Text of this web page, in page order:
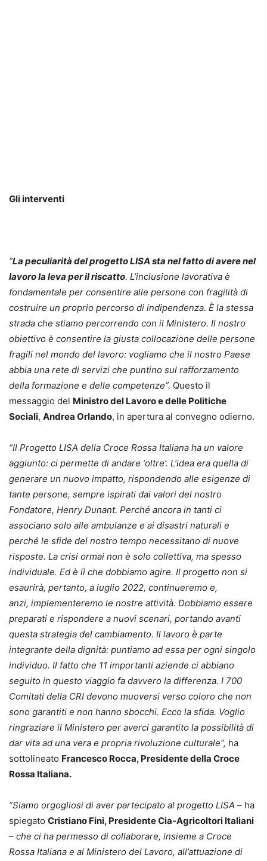
Gli interventi
“La peculiarità del progetto LISA sta nel fatto di avere nel
lavoro la leva per il riscatto. L’inclusione lavorativa è
fondamentale per consentire alle persone con fragilità di
costruire un proprio percorso di indipendenza. È la stessa
strada che stiamo percorrendo con il Ministero. Il nostro
obiettivo è consentire la giusta collocazione delle persone
fragili nel mondo del lavoro: vogliamo che il nostro Paese
abbia una rete di servizi che puntino sul rafforzamento
della formazione e delle competenze”. Questo il
messaggio del Ministro del Lavoro e delle Politiche
Sociali, Andrea Orlando, in apertura al convegno odierno.
“Il Progetto LISA della Croce Rossa Italiana ha un valore
aggiunto: ci permette di andare ‘oltre’. L’idea era quella di
generare un nuovo impatto, rispondendo alle esigenze di
tante persone, sempre ispirati dai valori del nostro
Fondatore, Henry Dunant. Perché ancora in tanti ci
associano solo alle ambulanze e ai disastri naturali e
perché le sfide del nostro tempo necessitano di nuove
risposte. La crisi ormai non è solo collettiva, ma spesso
individuale. Ed è lì che dobbiamo agire. Il progetto non si
esaurirà, pertanto, a luglio 2022, continueremo e,
anzi, implementeremo le nostre attività. Dobbiamo essere
preparati e rispondere a nuovi scenari, portando avanti
questa strategia del cambiamento. Il lavoro è parte
integrante della dignità: puntiamo ad essa per ogni singolo
individuo. Il fatto che 11 importanti aziende ci abbiano
seguito in questo viaggio fa davvero la differenza. I 700
Comitati della CRI devono muoversi verso coloro che non
sono garantiti e non hanno sbocchi. Ecco la sfida. Voglio
ringraziare il Ministero per averci garantito la possibilità di
dar vita ad una vera e propria rivoluzione culturale”, ha
sottolineato Francesco Rocca, Presidente della Croce
Rossa Italiana.
“Siamo orgogliosi di aver partecipato al progetto LISA – ha
spiegato Cristiano Fini, Presidente Cia-Agricoltori Italiani
– che ci ha permesso di collaborare, insieme a Croce
Rossa Italiana e al Ministero del Lavoro, all’attuazione di